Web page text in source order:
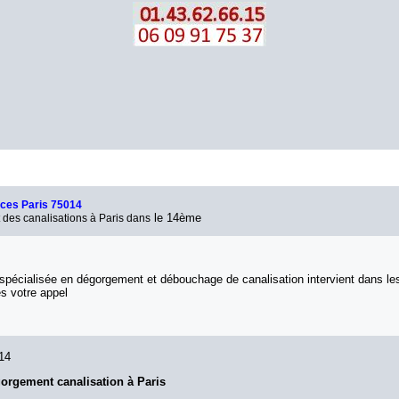
Paris 75014
canalisations à Paris dans le 14ème
en dégorgement et débouchage de canalisation intervient dans
votre appel
canalisation à Paris